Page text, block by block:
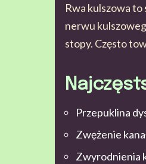
Rwa kulszowa
nerwu
stopy. Często
Przepuklina
Zwężenie
Zwyrodnienia